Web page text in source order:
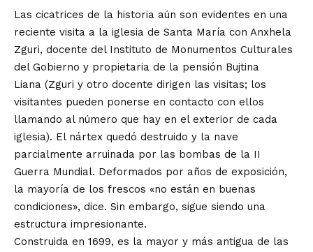
Las cicatrices de la historia aún son evidentes en una
reciente visita a la iglesia de Santa María con Anxhela
Zguri, docente del Instituto de Monumentos Culturales
del Gobierno y propietaria de la pensión Bujtina
Liana (Zguri y otro docente dirigen las visitas; los
visitantes pueden ponerse en contacto con ellos
llamando al número que hay en el exterior de cada
iglesia). El nártex quedó destruido y la nave
parcialmente arruinada por las bombas de la II
Guerra Mundial. Deformados por años de exposición,
la mayoría de los frescos «no están en buenas
condiciones», dice. Sin embargo, sigue siendo una
estructura impresionante.
Construida en 1699, es la mayor y más antigua de las